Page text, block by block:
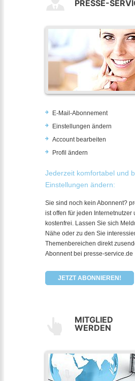
PRESSE-
E-Mail-Abonnement
Einstellungen ändern
Account bearbeiten
Profil ändern
Jederzeit komfortabel und
Einstellungen ändern:
Sie sind noch kein Abonnent?
ist offen für jeden Internetnutzer
kostenfrei. Lassen Sie sich
Nähe oder zu den Sie
Themenbereichen direkt
Abonnent bei presse-service.de
JETZT ABONNIEREN!
MITGLIED
WERDEN